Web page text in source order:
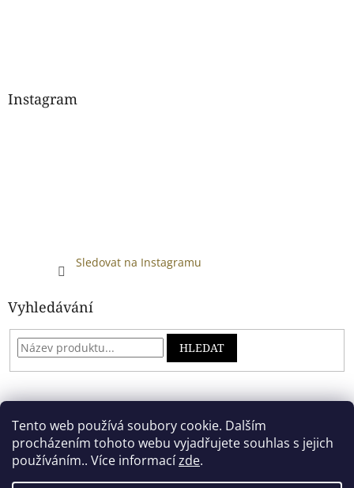
Tento web používá soubory cookie. Dalším
procházením tohoto webu vyjadřujete souhlas s jejich
používáním.. Více informacízde.
Instagram
Sledovat na Instagramu
Vyhledávání
HLEDAT